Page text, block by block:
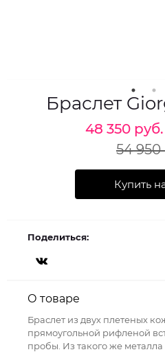
Браслет
48 350 руб.
54 950
Купить
Поделиться:
О товаре
Браслет из двух плетеных
прямоугольной рифленой
пробы. Из такого же